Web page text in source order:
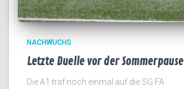
NACHWUCHS
Letzte Duelle vor der Sommerpause
Die A1 traf noch einmal auf die SG FA